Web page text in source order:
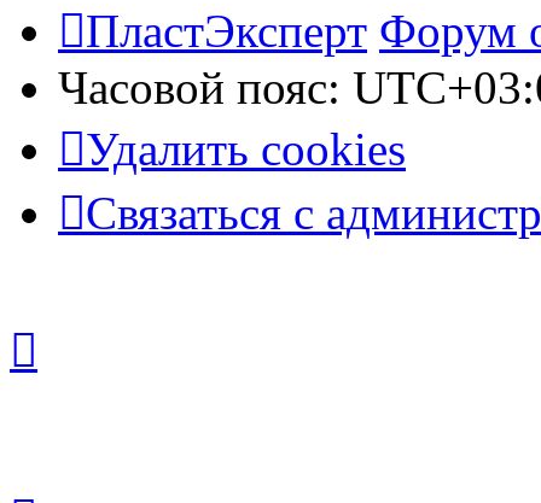
ПластЭксперт Форум
Часовой пояс:
Удалить cookies
Связаться с